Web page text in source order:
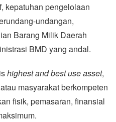
kepatuhan pengelolaan
undangan,
Barang Milik Daerah
BMD yang andal.
highest and best use asset,
masyarakat berkompeten
fisik, pemasaran, finansial